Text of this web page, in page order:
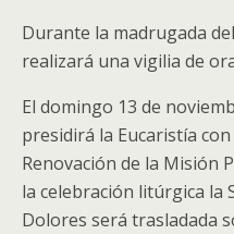
Durante la madrugada
realizará una vigilia de
El domingo 13 de
presidirá la Eucaristía
Renovación de la Misión
la celebración litúrgica la
Dolores será trasladada